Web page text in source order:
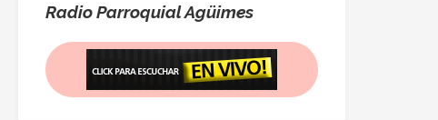
Radio Parroquial Agüimes